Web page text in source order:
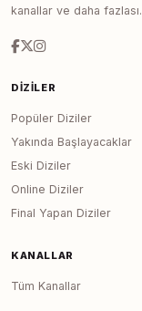
kanallar ve daha fazlası.
DIZILER
Popüler Diziler
Yakında Başlayacaklar
Eski Diziler
Online Diziler
Final Yapan Diziler
KANALLAR
Tüm Kanallar